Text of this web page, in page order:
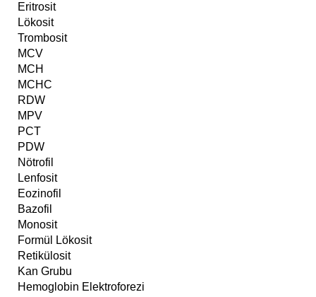
Eritrosit
Lökosit
Trombosit
MCV
MCH
MCHC
RDW
MPV
PCT
PDW
Nötrofil
Lenfosit
Eozinofil
Bazofil
Monosit
Formül Lökosit
Retikülosit
Kan Grubu
Hemoglobin Elektroforezi